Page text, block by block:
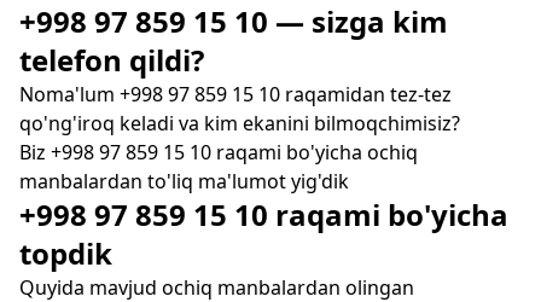
+998 97 859 15 10 — sizga kim
telefon qildi?
Noma'lum +998 97 859 15 10 raqamidan tez-tez
qo'ng'iroq keladi va kim ekanini bilmoqchimisiz?
Biz +998 97 859 15 10 raqami bo'yicha ochiq
manbalardan to'liq ma'lumot yig'dik
+998 97 859 15 10 raqami bo'yicha
topdik
Quyida mavjud ochiq manbalardan olingan